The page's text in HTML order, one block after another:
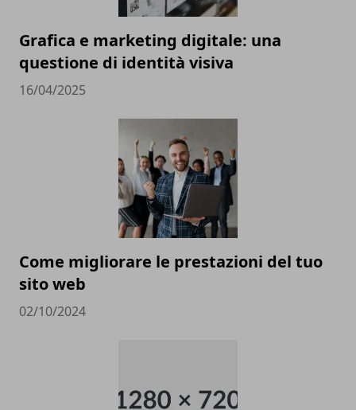
Grafica e marketing digitale: una
questione di identità visiva
16/04/2025
Come migliorare le prestazioni del tuo
sito web
02/10/2024